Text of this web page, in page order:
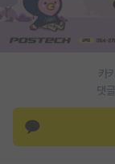
인문사회 계열
반도체/AI 게
장학금/장학
학술 정보 게
카
댓